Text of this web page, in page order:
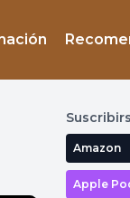
Amazon
Apple